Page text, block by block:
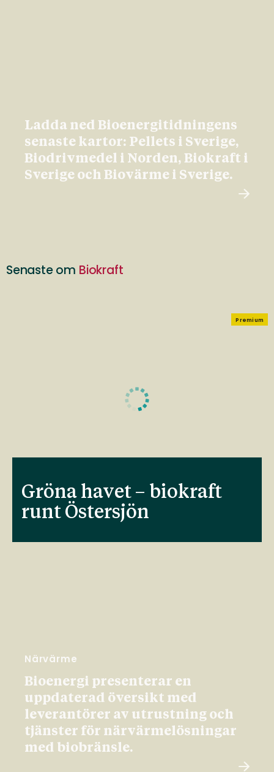
Ladda ned Bioenergitidningens
senaste kartor: Pellets i Sverige,
Biodrivmedel i Norden, Biokraft i
Sverige och Biovärme i Sverige.
Senaste om Biokraft
Premium
Gröna havet – biokraft
runt Östersjön
Närvärme
Bioenergi presenterar en
uppdaterad översikt med
leverantörer av utrustning och
tjänster för närvärmelösningar
med biobränsle.